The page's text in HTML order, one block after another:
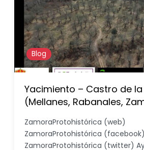
Blog
Yacimiento – Castro de
(Mellanes, Rabanales,
ZamoraProtohistórica (web)
ZamoraProtohistórica (facebook)
ZamoraProtohistórica (twitter)